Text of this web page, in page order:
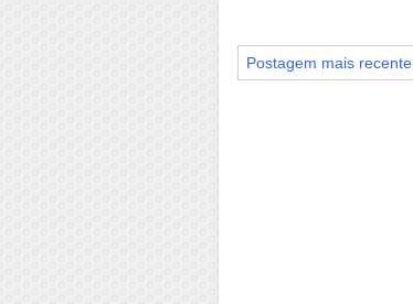
Postagem mais recente